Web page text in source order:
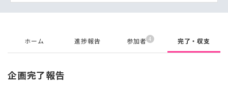
ホーム 進捗報告 参加者 4 完了・収支
企画完了報告